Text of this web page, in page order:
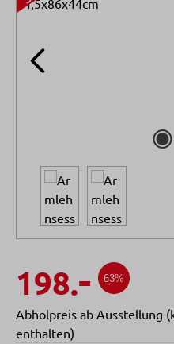
198.- 63%
Abholpreis ab Ausstellung
enthalten)